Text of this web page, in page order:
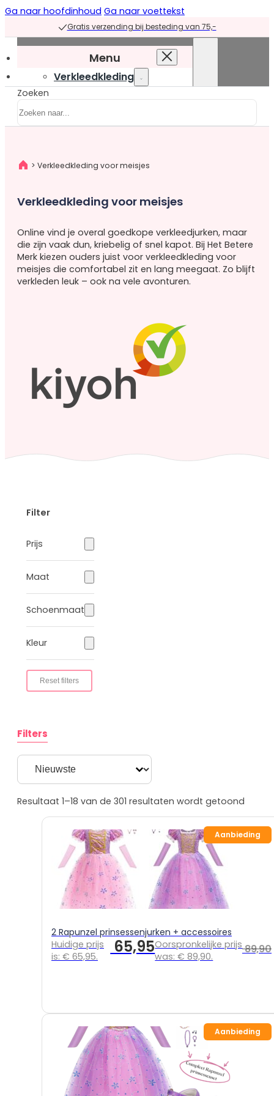
Ga naar hoofdinhoud Ga naar voettekst
Gratis verzending bij besteding van 75,-
Menu
Verkleedkleding
overzicht
Prinsessenjurken
prinsessenjurken
prinsessenjurken
Paarse
prinsessenjurken
Roze
Overige verkleedkleding
Feestjurken
Superhelden
Halloween
Accessoires
Prinsessen
vlechten
Prinsessen
Prinsessen
toverstaf
sieraden
Prinsessen capes
accessoireset
Kinderfeest
Uitverkoop
Personages
Prinsessenjurken
overzicht
Assepoester
Ariël
Belle
Doornroosje
Frozen
Sneeuwwitje
Combideals
Overige verkleedkleding
Zeemeermin
Zoeken
> Verkleedkleding voor meisjes
Verkleedkleding voor meisjes
Online vind je overal goedkope verkleedjurken, maar
die zijn vaak dun, kriebelig of snel kapot. Bij Het Betere
Merk kiezen ouders juist voor verkleedkleding voor
meisjes die comfortabel zit en lang meegaat. Zo blijft
verkleden leuk – ook na vele avonturen.
Filter
Prijs
Maat
Schoenmaat
Kleur
Reset filters
Filters
Sorting button
Sort content
Resultaat 1–18 van de 301 resultaten wordt getoond
2 Rapunzel prinsessenjurken + accessoires
89,90
Oorspronkelijke prijs
was: € 89,90.
65,95
Huidige prijs
is: € 65,95.
Aanbieding
Aanbieding